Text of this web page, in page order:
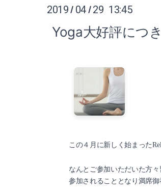
2019 / 04 / 29 13:45
Yoga大好評につ
この４月に新しく始まった
なんとご参加いただいた方
参加されることとなり満席御